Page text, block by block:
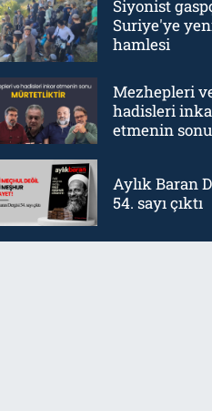
Siyonist
Suriye'ye
hamlesi
Mezhepleri
hadisleri
etmenin sonu
Aylık Baran
54. sayı çıktı